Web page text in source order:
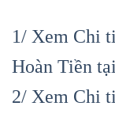
1/ Xem Chi
Hoàn Tiền
2/ Xem Chi